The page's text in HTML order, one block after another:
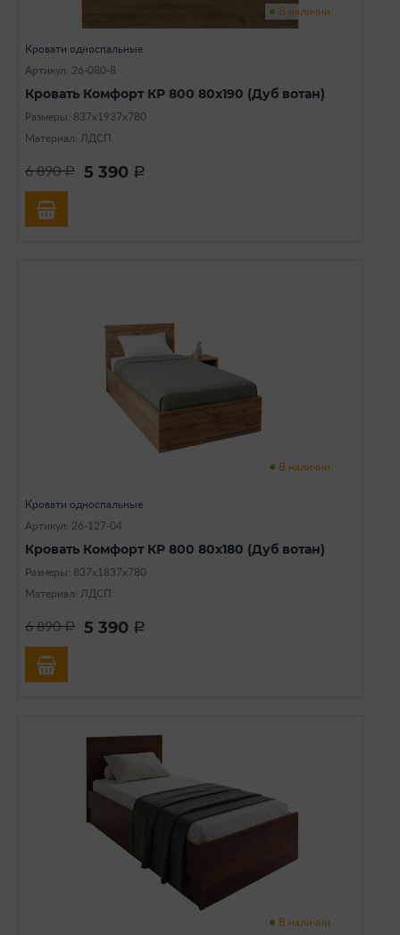
В наличии
Кровати односпальные
Артикул: 26-080-8
Кровать Комфорт КР 800 80х190 (Дуб вотан)
Размеры: 837х1937х780
Материал: ЛДСП
6 890a 5 390 a
В наличии
Кровати односпальные
Артикул: 26-127-04
Кровать Комфорт КР 800 80х180 (Дуб вотан)
Размеры: 837х1837х780
Материал: ЛДСП
6 890a 5 390 a
В наличии